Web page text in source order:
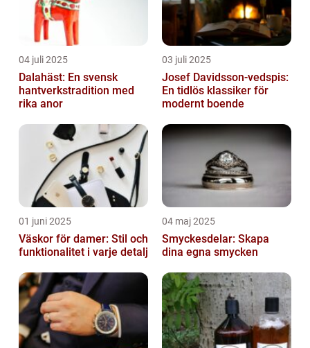
04 juli 2025
Dalahäst: En svensk
hantverkstradition med
rika anor
03 juli 2025
Josef Davidsson-vedspis:
En tidlös klassiker för
modernt boende
01 juni 2025
Väskor för damer: Stil och
funktionalitet i varje detalj
04 maj 2025
Smyckesdelar: Skapa
dina egna smycken